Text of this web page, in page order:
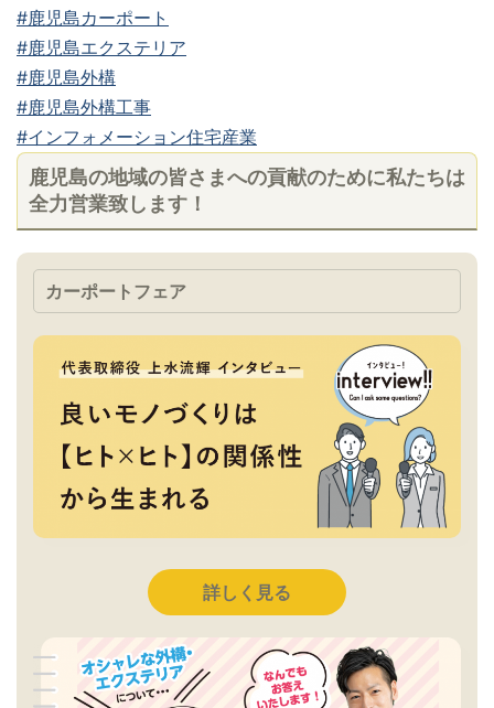
#鹿児島カーポート
#鹿児島エクステリア
#鹿児島外構
#鹿児島外構工事
#インフォメーション住宅産業
鹿児島の地域の皆さまへの貢献のために私たちは
全力営業致します！
カーポートフェア
詳しく見る